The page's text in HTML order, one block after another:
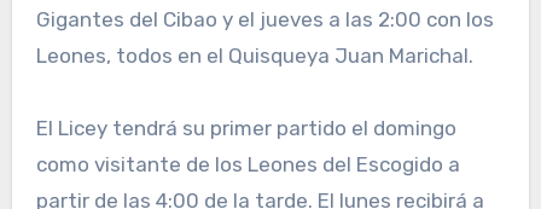
Gigantes del Cibao y el jueves a las 2:00 con los
Leones, todos en el Quisqueya Juan Marichal.
El Licey tendrá su primer partido el domingo
como visitante de los Leones del Escogido a
partir de las 4:00 de la tarde. El lunes recibirá a